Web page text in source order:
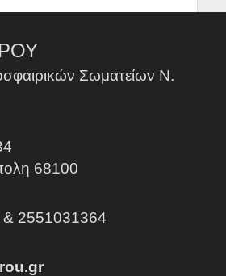
Σωματείων Ν.
68100
2551031364